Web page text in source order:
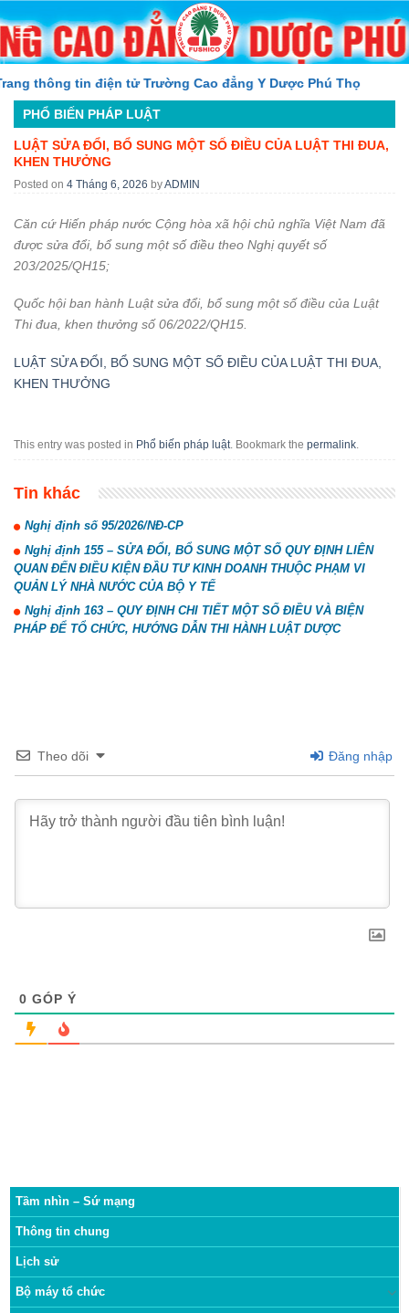
to
content
thông tin điện tử Trường Cao đẳng Y Dược Phú Thọ
Tầm nhìn – Sứ mạng
Thông tin chung
Lịch sử
Bộ máy tổ chức
PHỔ BIẾN PHÁP LUẬT
LUẬT SỬA ĐỔI, BỔ SUNG MỘT SỐ ĐIỀU CỦA LUẬT THI ĐUA,
KHEN THƯỞNG
Posted on 4 Tháng 6, 2026 byADMIN
Căn cứ Hiến pháp nước Cộng hòa xã hội chủ nghĩa Việt Nam đã
được sửa đổi, bổ sung một số điều theo Nghị quyết số
203/2025/QH15;
Quốc hội ban hành Luật sửa đổi, bổ sung một số điều của Luật
Thi đua, khen thưởng số 06/2022/QH15.
LUẬT SỬA ĐỔI, BỔ SUNG MỘT SỐ ĐIỀU CỦA LUẬT THI ĐUA,
KHEN THƯỞNG
This entry was posted in Phổ biến pháp luật . Bookmark the permalink
Tin khác
Nghị định số 95/2026/NĐ-CP
Nghị định 155 – SỬA ĐỔI, BỔ SUNG MỘT SỐ QUY ĐỊNH LIÊN
QUAN ĐẾN ĐIỀU KIỆN ĐẦU TƯ KINH DOANH THUỘC PHẠM VI
QUẢN LÝ NHÀ NƯỚC CỦA BỘ Y TẾ
Nghị định 163 – QUY ĐỊNH CHI TIẾT MỘT SỐ ĐIỀU VÀ BIỆN
PHÁP ĐỂ TỔ CHỨC, HƯỚNG DẪN THI HÀNH LUẬT DƯỢC
Theo dõi Đăng nhập
0 GÓP Ý